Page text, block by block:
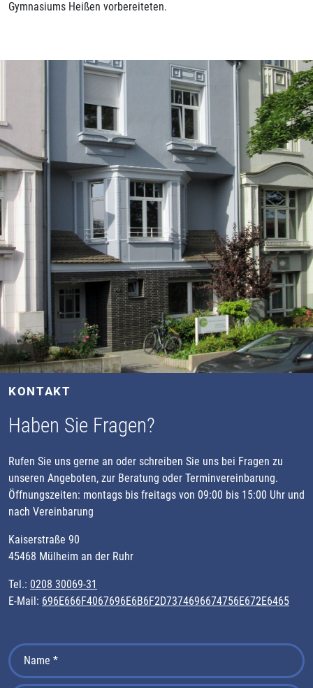
Gymnasiums Heißen vorbereiteten.
KONTAKT
Haben Sie Fragen?
Rufen Sie uns gerne an oder schreiben Sie uns bei Fragen zu
unseren Angeboten, zur Beratung oder Terminvereinbarung.
Öffnungszeiten: montags bis freitags von 09:00 bis 15:00 Uhr und
nach Vereinbarung
Kaiserstraße 90
45468 Mülheim an der Ruhr
Tel.: 0208 30069-31
E-Mail: 696E666F4067696E6B6F2D7374696674756E672E6465